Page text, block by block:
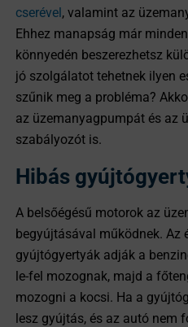
cserével, valamint az
Ehhez manapság már
könnyedén beszerezhetsz
jó szolgálatot tehetnek ilyen
szűnik meg a probléma?
az üzemanyagpumpát és az
szabályozót is.
Hibás
A belsőégésű motorok az
begyújtásával működnek. Az
gyújtógyertyák adják a
le-fel mozognak, majd a
mozogni a kocsi. Ha a
lesz gyújtás, és az autó nem